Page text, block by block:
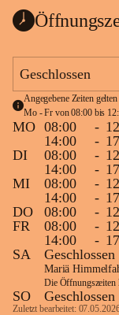
Geschlossen
Angegebene Zeiten
Mo - Fr von 08:00 bis
MO 08:00 -
14:00
-
DI
08:00 -
14:00
-
MI
08:00 -
14:00
-
DO
08:00 -
FR
08:00 -
14:00
-
SA
Geschlossen
Mariä
Die Öffnungszeiten
SO Geschlossen
Zuletzt bearbeitet: